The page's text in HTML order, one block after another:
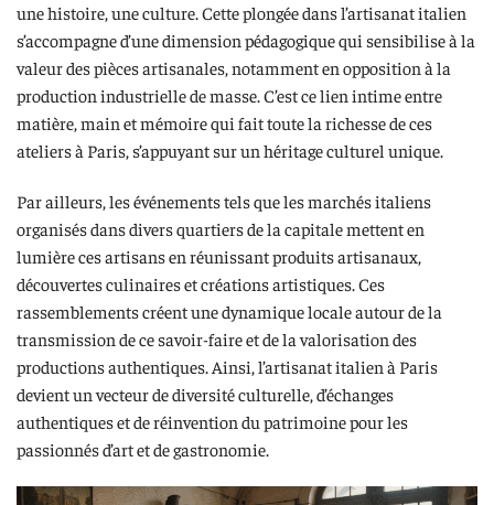
une histoire, une culture. Cette plongée dans l’artisanat italien
s’accompagne d’une dimension pédagogique qui sensibilise à la
valeur des pièces artisanales, notamment en opposition à la
production industrielle de masse. C’est ce lien intime entre
matière, main et mémoire qui fait toute la richesse de ces
ateliers à Paris, s’appuyant sur un héritage culturel unique.
Par ailleurs, les événements tels que les marchés italiens
organisés dans divers quartiers de la capitale mettent en
lumière ces artisans en réunissant produits artisanaux,
découvertes culinaires et créations artistiques. Ces
rassemblements créent une dynamique locale autour de la
transmission de ce savoir-faire et de la valorisation des
productions authentiques. Ainsi, l’artisanat italien à Paris
devient un vecteur de diversité culturelle, d’échanges
authentiques et de réinvention du patrimoine pour les
passionnés d’art et de gastronomie.